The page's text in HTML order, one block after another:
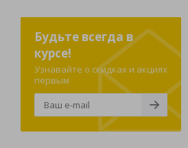
Будьте всегда в
курсе!
Узнавайте о скидках и акциях
первым